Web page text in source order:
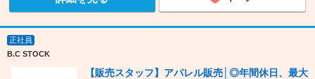
正社員
B.C STOCK
【販売スタッフ】アパレル販売│◎年間休日、最大